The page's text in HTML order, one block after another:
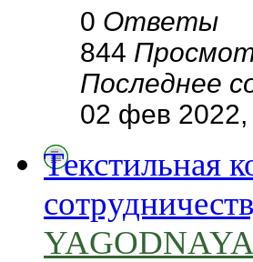
0 Ответы
844
Последнее
02 фев 2022,
Текстильная
YAGODNAYA